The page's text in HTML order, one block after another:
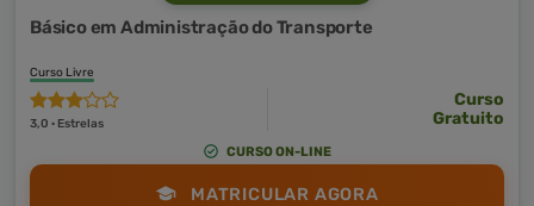
Básico em Administração do Transporte
Curso Livre
3,0 · Estrelas
Curso
Gratuito
CURSO ON-LINE
MATRICULAR AGORA